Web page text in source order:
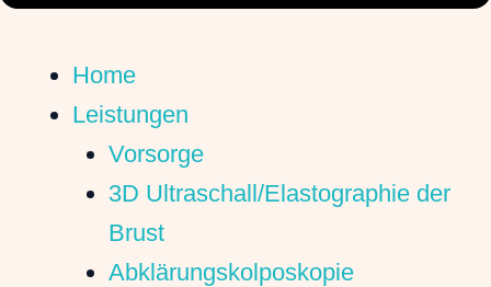
Home
Leistungen
Vorsorge
3D Ultraschall/Elastographie der
Brust
Abklärungskolposkopie